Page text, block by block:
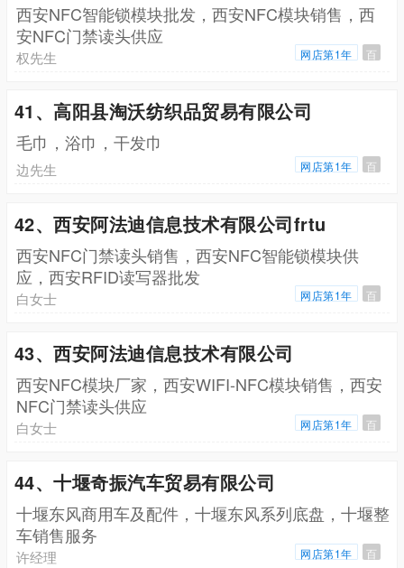
西安NFC智能锁模块批发，西安NFC模块销售，西
安NFC门禁读头供应
权先生 网店第1年 百
41、高阳县淘沃纺织品贸易有限公司
毛巾，浴巾，干发巾
边先生 网店第1年 百
42、西安阿法迪信息技术有限公司frtu
西安NFC门禁读头销售，西安NFC智能锁模块供
应，西安RFID读写器批发
白女士 网店第1年 百
43、西安阿法迪信息技术有限公司
西安NFC模块厂家，西安WIFI-NFC模块销售，西安
NFC门禁读头供应
白女士 网店第1年 百
44、十堰奇振汽车贸易有限公司
十堰东风商用车及配件，十堰东风系列底盘，十堰整
车销售服务
许经理 网店第1年 百